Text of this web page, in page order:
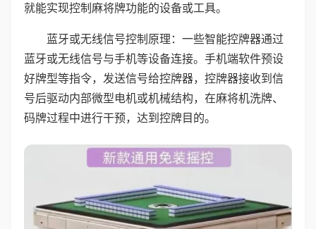
就能实现控制麻将牌功能的设备或工具。
蓝牙或无线信号控制原理：一些智能控牌器通过
蓝牙或无线信号与手机等设备连接。手机端软件预设
好牌型等指令，发送信号给控牌器，控牌器接收到信
号后驱动内部微型电机或机械结构，在麻将机洗牌、
码牌过程中进行干预，达到控牌目的。